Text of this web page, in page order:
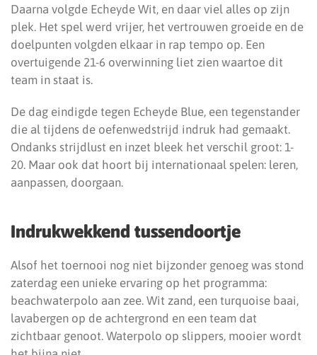
Daarna volgde Echeyde Wit, en daar viel alles op zijn
plek. Het spel werd vrijer, het vertrouwen groeide en de
doelpunten volgden elkaar in rap tempo op. Een
overtuigende 21-6 overwinning liet zien waartoe dit
team in staat is.
De dag eindigde tegen Echeyde Blue, een tegenstander
die al tijdens de oefenwedstrijd indruk had gemaakt.
Ondanks strijdlust en inzet bleek het verschil groot: 1-
20. Maar ook dat hoort bij internationaal spelen: leren,
aanpassen, doorgaan.
Indrukwekkend tussendoortje
Alsof het toernooi nog niet bijzonder genoeg was stond
zaterdag een unieke ervaring op het programma:
beachwaterpolo aan zee. Wit zand, een turquoise baai,
lavabergen op de achtergrond en een team dat
zichtbaar genoot. Waterpolo op slippers, mooier wordt